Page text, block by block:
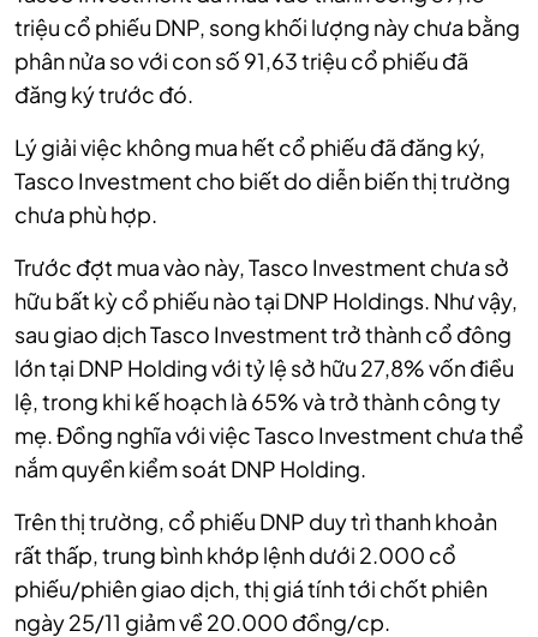
triệu cổ phiếu DNP, song khối lượng này chưa bằng
phân nửa so với con số 91,63 triệu cổ phiếu đã
đăng ký trước đó.
Lý giải việc không mua hết cổ phiếu đã đăng ký,
Tasco Investment cho biết do diễn biến thị trường
chưa phù hợp.
Trước đợt mua vào này, Tasco Investment chưa sở
hữu bất kỳ cổ phiếu nào tại DNP Holdings. Như vậy,
sau giao dịch Tasco Investment trở thành cổ đông
lớn tại DNP Holding với tỷ lệ sở hữu 27,8% vốn điều
lệ, trong khi kế hoạch là 65% và trở thành công ty
mẹ. Đồng nghĩa với việc Tasco Investment chưa thể
nắm quyền kiểm soát DNP Holding.
Trên thị trường, cổ phiếu DNP duy trì thanh khoản
rất thấp, trung bình khớp lệnh dưới 2.000 cổ
phiếu/phiên giao dịch, thị giá tính tới chốt phiên
ngày 25/11 giảm về 20.000 đồng/cp.